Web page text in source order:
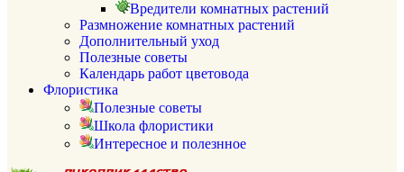
Вредители комнатных растений
Размножение комнатных растений
Дополнительный уход
Полезные советы
Календарь работ цветовода
Флористика
Полезные советы
Школа флористики
Интересное и полезнное